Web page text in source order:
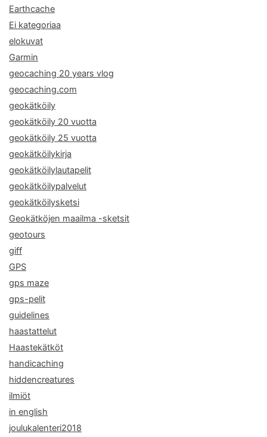
Earthcache
Ei kategoriaa
elokuvat
Garmin
geocaching 20 years vlog
geocaching.com
geokätköily
geokätköily 20 vuotta
geokätköily 25 vuotta
geokätköilykirja
geokätköilylautapelit
geokätköilypalvelut
geokätköilysketsi
Geokätköjen maailma -sketsit
geotours
giff
GPS
gps maze
gps-pelit
guidelines
haastattelut
Haastekätköt
handicaching
hiddencreatures
ilmiöt
in english
joulukalenteri2018